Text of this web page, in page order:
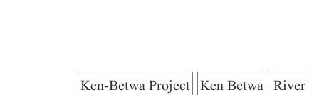
River
Ken Betwa
Ken-Betwa Project